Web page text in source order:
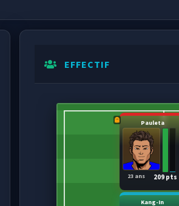
EFFECTIF
Kang-In
Pauleta
209 pts
23 ans